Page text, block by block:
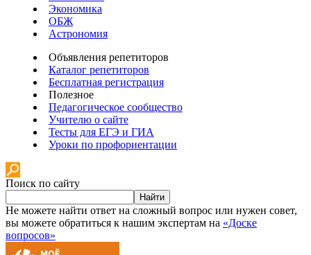
Экономика
ОБЖ
Астрономия
Объявления репетиторов
Каталог репетиторов
Бесплатная регистрация
Полезное
Педагогическое сообщество
Учителю о сайте
Тесты для ЕГЭ и ГИА
Уроки по профориентации
Поиск по сайту
Найти
Не можете найти ответ на сложный вопрос или нужен совет,
вы можете обратиться к нашим экспертам на «Доске
вопросов»